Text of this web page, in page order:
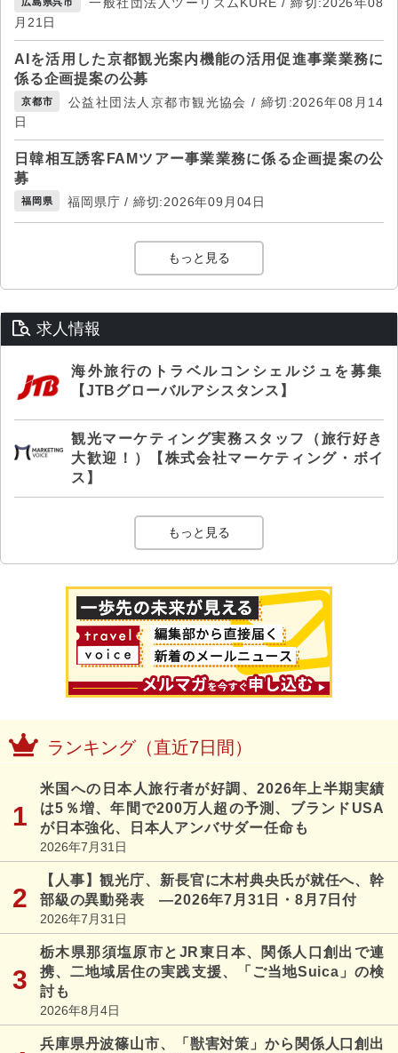
一般社団法人ツーリズムKURE / 締切:2026年08
月21日
AIを活用した京都観光案内機能の活用促進事業業務に
係る企画提案の公募
京都市
公益社団法人京都市観光協会 / 締切:2026年08月14
日
日韓相互誘客FAMツアー事業業務に係る企画提案の公
募
福岡県 福岡県庁 / 締切:2026年09月04日
もっと見る
求人情報
海外旅行のトラベルコンシェルジュを募集
【JTBグローバルアシスタンス】
観光マーケティング実務スタッフ（旅行好き
大歓迎！）【株式会社マーケティング・ボイ
ス】
もっと見る
ランキング（直近7日間）
米国への日本人旅行者が好調、2026年上半期実績
は5％増、年間で200万人超の予測、ブランドUSA
が日本強化、日本人アンバサダー任命も
2026年7月31日
【人事】観光庁、新長官に木村典央氏が就任へ、幹
部級の異動発表 ―2026年7月31日・8月7日付
2026年7月31日
栃木県那須塩原市とJR東日本、関係人口創出で連
携、二地域居住の実践支援、「ご当地Suica」の検
討も
2026年8月4日
兵庫県丹波篠山市、「獣害対策」から関係人口創出